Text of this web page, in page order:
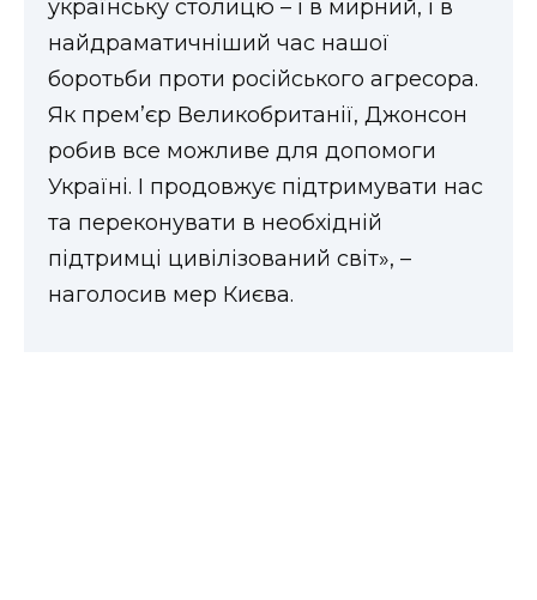
українську столицю – і в мирний, і в
найдраматичніший час нашої
боротьби проти російського агресора.
Як прем’єр Великобританії, Джонсон
робив все можливе для допомоги
Україні. І продовжує підтримувати нас
та переконувати в необхідній
підтримці цивілізований світ», –
наголосив мер Києва.